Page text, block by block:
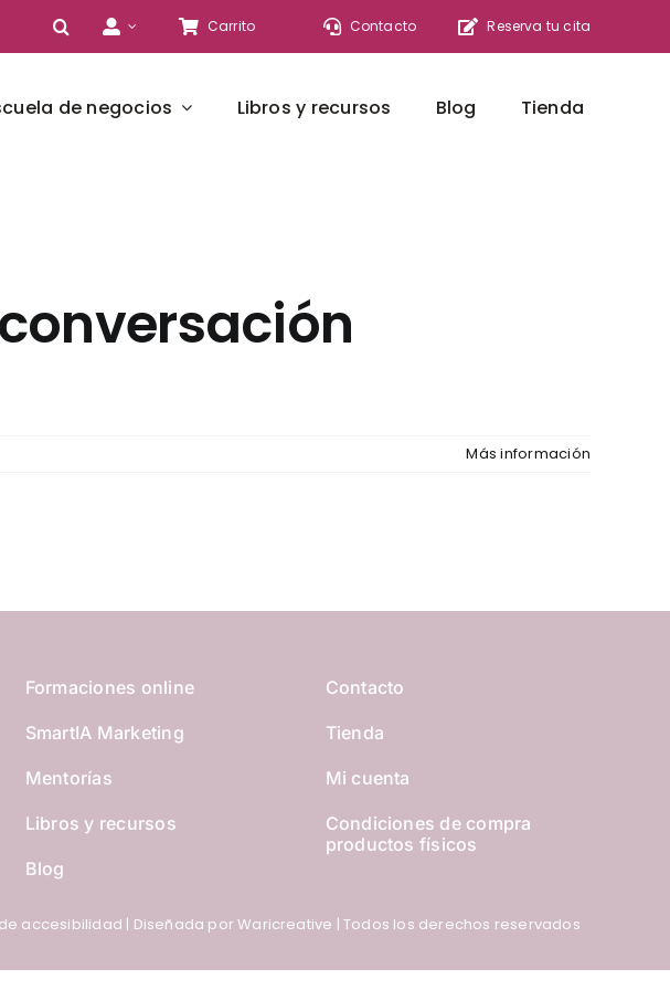
Carrito Contacto Reserva tu cita
de negocios Libros y recursos Blog Tienda
Más información
Formaciones online
SmartIA Marketing
Mentorías
Libros y recursos
Blog
Contacto
Tienda
Mi cuenta
Condiciones de compra
productos físicos
accesibilidad | Diseñada porWaricreative | Todos los derechos reservados